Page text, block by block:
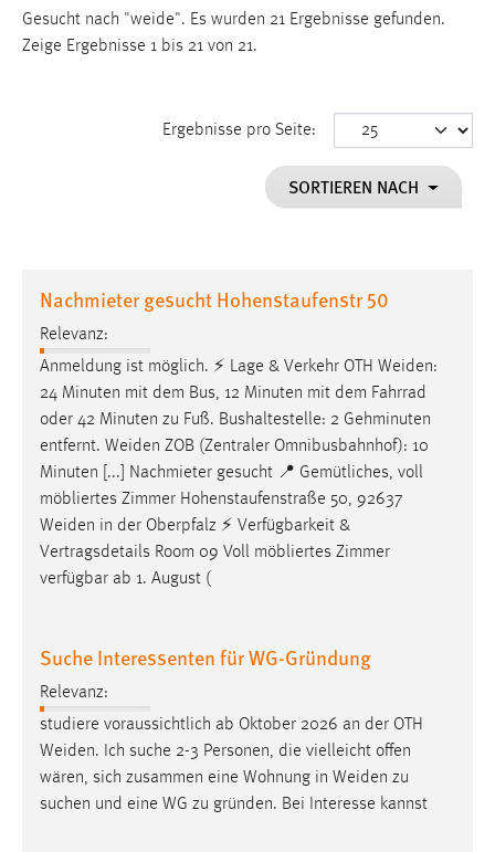
Gesucht nach "weide". Es wurden 21 Ergebnisse gefunden.
Zeige Ergebnisse 1 bis 21 von 21.
Ergebnisse pro Seite:
SORTIEREN NACH
Nachmieter gesucht Hohenstaufenstr 50
Relevanz:
Anmeldung ist möglich. ⚡ Lage & Verkehr OTH Weiden:
24 Minuten mit dem Bus, 12 Minuten mit dem Fahrrad
oder 42 Minuten zu Fuß. Bushaltestelle: 2 Gehminuten
entfernt. Weiden ZOB (Zentraler Omnibusbahnhof): 10
Minuten [...] Nachmieter gesucht 📍 Gemütliches, voll
möbliertes Zimmer Hohenstaufenstraße 50, 92637
Weiden in der Oberpfalz ⚡ Verfügbarkeit &
Vertragsdetails Room 09 Voll möbliertes Zimmer
verfügbar ab 1. August (
Suche Interessenten für WG-Gründung
Relevanz:
studiere voraussichtlich ab Oktober 2026 an der OTH
Weiden. Ich suche 2-3 Personen, die vielleicht offen
wären, sich zusammen eine Wohnung in Weiden zu
suchen und eine WG zu gründen. Bei Interesse kannst
cookie_consent
Zweck:
Cookie Laufzeit:
staticfilecache
Zweck:
Für performante Seitenauslieferung wird in diesem Cookie
gespeichert, ob man eingeloggt ist.
Sprachpräferenz
Name:
site-language-preference
Zweck:
Das Cookie speichert die gewählte Sprache der Website.
30 Tage
Chat
Name:
MibewSessionID, MIBEW_UserID, mibew_locale, mibew-
chat-frame-style-5e9dbeb1811c0446